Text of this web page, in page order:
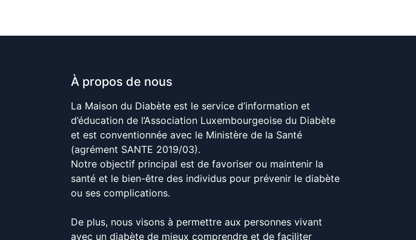
À propos de nous
La Maison du Diabète est le service d’information et
d’éducation de l’Association Luxembourgeoise du Diabète
et est conventionnée avec le Ministère de la Santé
(agrément SANTE 2019/03).
Notre objectif principal est de favoriser ou maintenir la
santé et le bien-être des individus pour prévenir le diabète
ou ses complications.
De plus, nous visons à permettre aux personnes vivant
avec un diabète de mieux comprendre et de faciliter